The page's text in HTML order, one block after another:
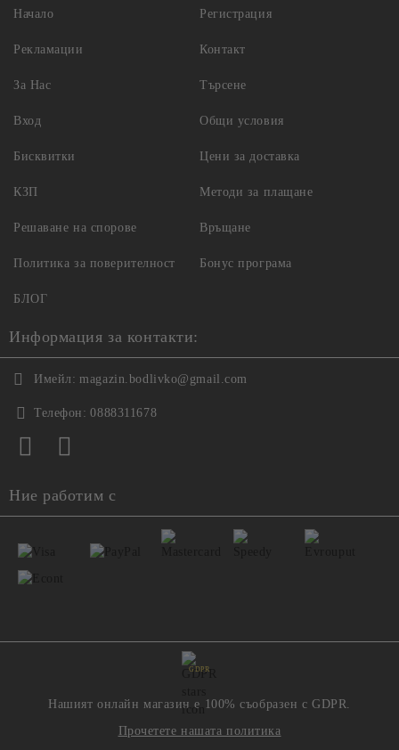
Начало
Рекламации
За Нас
Вход
Регистрация
Контакт
Търсене
Общи условия
Бисквитки
КЗП
Решаване на спорове
Политика за поверителност
Цени за доставка
Методи за плащане
Връщане
Бонус програма
БЛОГ
Информация за контакти:
Имейл: magazin.bodlivko@gmail.com
Телефон: 0888311678
Ние работим с
GDPR
Нашият онлайн магазин е 100% съобразен с GDPR.
Прочетете нашата политика